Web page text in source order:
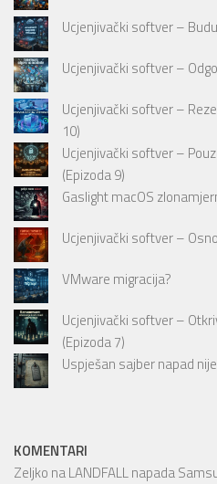
Ucjenjivački softver –
Ucjenjivački softver –
Ucjenjivački softver –
10)
Ucjenjivački softver –
(Epizoda 9)
Gaslight macOS
Ucjenjivački softver –
VMware migracija?
Ucjenjivački softver –
(Epizoda 7)
Uspješan sajber napad
KOMENTARI
Zeljko naLANDFALL napada